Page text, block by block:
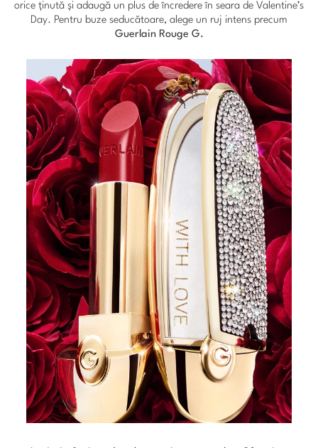
orice ținută și adaugă un plus de încredere în seara de Valentine’s
Day. Pentru buze seducătoare, alege un ruj intens precum
Guerlain Rouge G.